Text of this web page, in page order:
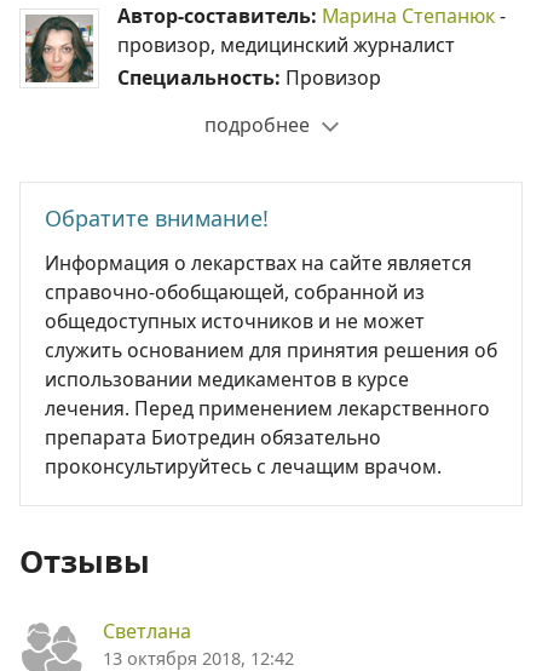
Автор-составитель: Марина Степанюк-
провизор, медицинский журналист
Специальность: Провизор
подробнее
Обратите внимание!
Информация о лекарствах на сайте является
справочно-обобщающей, собранной из
общедоступных источников и не может
служить основанием для принятия решения об
использовании медикаментов в курсе
лечения. Перед применением лекарственного
препарата Биотредин обязательно
проконсультируйтесь с лечащим врачом.
Отзывы
Светлана
13 октября 2018, 12:42